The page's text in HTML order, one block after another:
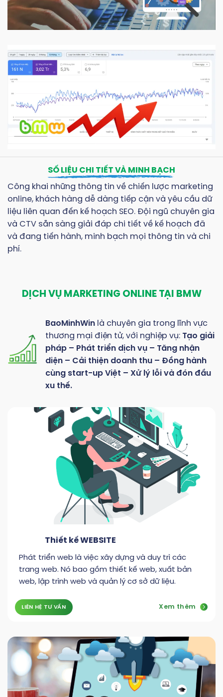
SỐ LIỆU CHI TIẾT VÀ MINH BẠCH
Công khai những thông tin về chiến lược marketing
online, khách hàng dễ dàng tiếp cận và yêu cầu dữ
liệu liên quan đến kế hoạch SEO. Đội ngũ chuyên gia
và CTV sẵn sàng giải đáp chi tiết về kế hoạch đã
và đang tiến hành, minh bạch mọi thông tin và chi
phí.
DỊCH VỤ MARKETING ONLINE TẠI BMW
BaoMinhWin là chuyên gia trong lĩnh vực
thương mại điện tử, với nghiệp vụ: Tạo giải
pháp – Phát triển dịch vụ – Tăng nhận
diện – Cải thiện doanh thu – Đồng hành
cùng start-up Việt – Xử lý lỗi và đón đầu
xu thế.
Thiết kế WEBSITE
Phát triển web là việc xây dựng và duy trì các
trang web. Nó bao gồm thiết kế web, xuất bản
web, lập trình web và quản lý cơ sở dữ liệu.
LIÊN HỆ TƯ VẤN Xem thêm